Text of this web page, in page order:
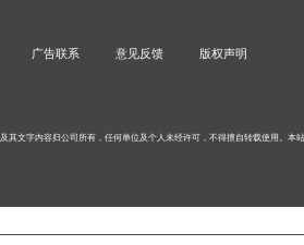
广告联系 意见反馈 版权声明
其文字内容归公司所有，任何单位及个人未经许可，不得擅自转载使用。 本